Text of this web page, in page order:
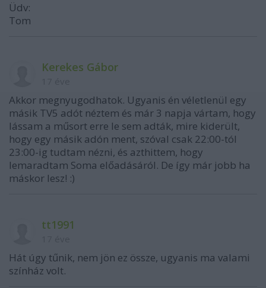
Üdv:
Tom
Kerekes Gábor
Akkor megnyugodhatok. Ugyanis én véletlenül egy
másik TV5 adót néztem és már 3 napja vártam, hogy
lássam a műsort erre le sem adták, mire kiderült,
hogy egy másik adón ment, szóval csak 22:00-tól
23:00-ig tudtam nézni, és azthittem, hogy
lemaradtam Soma előadásáról. De így már jobb ha
máskor lesz! :)
tt1991
Hát úgy tűnik, nem jön ez össze, ugyanis ma valami
színház volt.